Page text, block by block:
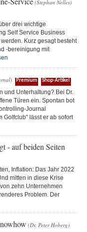
(Stephan Nelles)
drei wichtige
Self Service Business
Kurz gesagt besteht
-bereinigung mit
Premium Shop-Artikel
und Unterhaltung? Bei Dr.
Türen ein. Spontan bot
Journal
Golfclub" lässt er ab sofort
- auf beiden Seiten
Inflation: Das Jahr 2022
mitten in diese Krise
zehn Unternehmen
Problem. Der
(Dr. Peter Hoberg)